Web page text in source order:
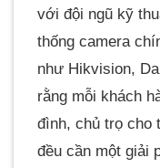
với đội ngũ kỹ
thống camera
như Hikvision,
rằng mỗi khách
đình, chủ trọ cho
đều cần một giải